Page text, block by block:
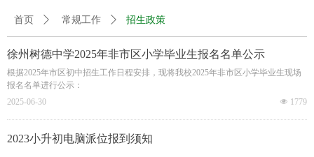
首页 ꄲ 常规工作 ꄲ 招生政策
徐州树德中学2025年非市区小学毕业生报名名单公示
根据2025年市区初中招生工作日程安排，现将我校2025年非市区小学毕业生现场
报名名单进行公示：
넶 1779
2025-06-30
2023小升初电脑派位报到须知